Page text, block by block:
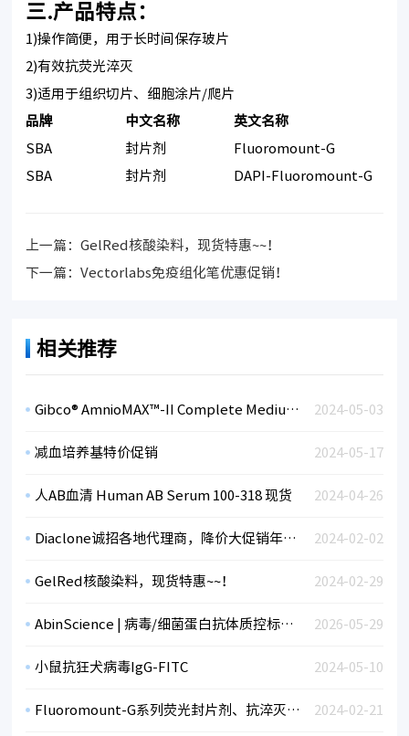
三.产品特点：
1)操作简便，用于长时间保存玻片
2)有效抗荧光淬灭
3)适用于组织切片、细胞涂片/爬片
品牌
中文名称
英文名称
SBA
封片剂
Fluoromount-G
SBA
封片剂 DAPI-Fluoromount-G
上一篇：GelRed核酸染料，现货特惠~~！
下一篇：Vectorlabs免疫组化笔优惠促销！
相关推荐
2024-05-03
Gibco® AmnioMAX™-II Complete Medium 羊水细胞培养基 cat#11269016
2024-05-17
减血培养基特价促销
2024-04-26
人AB血清 Human AB Serum 100-318 现货
2024-02-02
Diaclone诚招各地代理商，降价大促销年底返利，欢迎大家索要资料
2024-02-29
GelRed核酸染料，现货特惠~~！
2026-05-29
AbinScience | 病毒/细菌蛋白抗体质控标准品
2024-05-10
小鼠抗狂犬病毒IgG-FITC
2024-02-21
Fluoromount-G系列荧光封片剂、抗淬灭封片剂